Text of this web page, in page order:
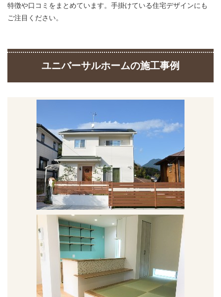
特徴や口コミをまとめています。手掛けている住宅デザインにも
ご注目ください。
ユニバーサルホームの施工事例